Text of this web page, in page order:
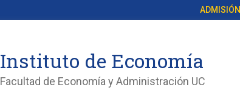
ADMISIÓN
Instituto de Economía
Facultad de Economía y Administración UC